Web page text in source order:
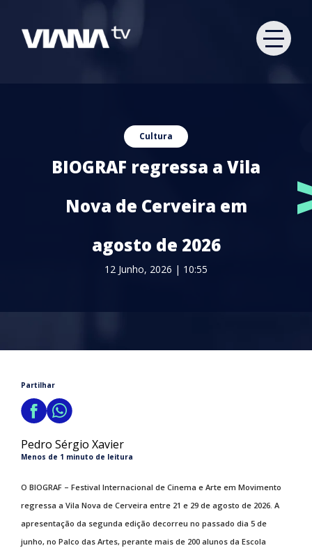
Cultura
BIOGRAF regressa a Vila
Nova de Cerveira em
agosto de 2026
12 Junho, 2026 | 10:55
Partilhar
Pedro Sérgio Xavier
Menos de 1 minuto de leitura
O BIOGRAF – Festival Internacional de Cinema e Arte em Movimento
regressa a Vila Nova de Cerveira entre 21 e 29 de agosto de 2026. A
apresentação da segunda edição decorreu no passado dia 5 de
junho, no Palco das Artes, perante mais de 200 alunos da Escola